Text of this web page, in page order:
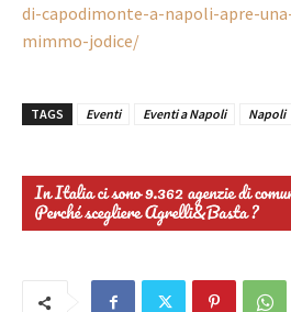
di-capodimonte-a-napoli-apre-
mimmo-jodice/
TAGS Eventi Eventi a Napoli Napoli